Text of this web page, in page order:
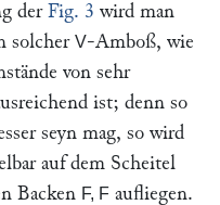
der Fig. 3 wird man
solcher V-Amboß, wie
von sehr
ist; denn so
seyn mag, so wird
auf dem Scheitel
Backen F, F aufliegen.